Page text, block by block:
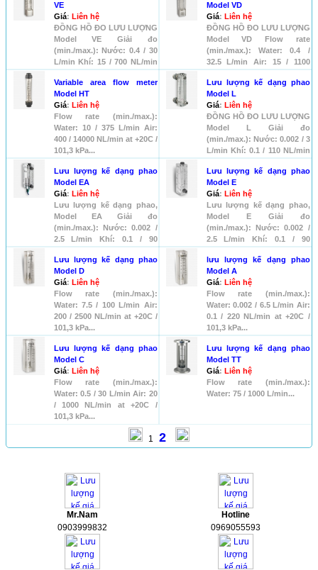
VE
Giá: Liên hệ
ĐỒNG HỒ ĐO LƯU LƯỢNG
Model VE Giải đo
(min./max.): Nước: 0.4 / 30
L/min Khí: 15 / 700 NL/min
Model VD
Giá: Liên hệ
ĐỒNG HỒ ĐO LƯU LƯỢNG
Model VD Flow rate
(min./max.): Water: 0.4 /
32.5 L/min Air: 15 / 1100
Variable area flow meter
Model HT
Giá: Liên hệ
Flow rate (min./max.):
Water: 10 / 375 L/min Air:
400 / 14000 NL/min at +20C /
101,3 kPa...
Lưu lượng kế dạng phao
Model L
Giá: Liên hệ
ĐỒNG HỒ ĐO LƯU LƯỢNG
Model L Giải đo
(min./max.): Nước: 0.002 / 3
L/min Khí: 0.1 / 110 NL/min
Lưu lượng kế dạng phao
Model EA
Giá: Liên hệ
Lưu lượng kế dạng phao,
Model EA Giải đo
(min./max.): Nước: 0.002 /
2.5 L/min Khí: 0.1 / 90
Lưu lượng kế dạng phao
Model E
Giá: Liên hệ
Lưu lượng kế dạng phao,
Model E Giải đo
(min./max.): Nước: 0.002 /
2.5 L/min Khí: 0.1 / 90
Lưu lượng kế dạng phao
Model D
Giá: Liên hệ
Flow rate (min./max.):
Water: 7.5 / 100 L/min Air:
200 / 2500 NL/min at +20C /
101,3 kPa...
lưu lượng kế dạng phao
Model A
Giá: Liên hệ
Flow rate (min./max.):
Water: 0.002 / 6.5 L/min Air:
0.1 / 220 NL/min at +20C /
101,3 kPa...
Lưu lượng kế dạng phao
Model C
Giá: Liên hệ
Flow rate (min./max.):
Water: 0.5 / 30 L/min Air: 20
/ 1000 NL/min at +20C /
101,3 kPa...
Lưu lượng kế dạng phao
Model TT
Giá: Liên hệ
Flow rate (min./max.):
Water: 75 / 1000 L/min...
1 2
Mr.Nam
0903999832
Hotline
0969055593